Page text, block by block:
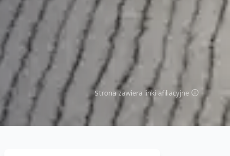
Strona zawiera linki afiliacyjne